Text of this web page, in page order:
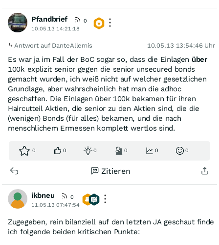
Pfandbrief
0
10.05.13 14:21:18
Antwort auf DanteAllemis 10.05.13 13:54:46 Uhr
Es war ja im Fall der BoC sogar so, dass die Einlagen über
100k explizit senior gegen die senior unsecured bonds
gemacht wurden, ich weiß nicht auf welcher gesetzlichen
Grundlage, aber wahrscheinlich hat man die adhoc
geschaffen. Die Einlagen über 100k bekamen für ihren
Haircutteil Aktien, die senior zu den Aktien sind, die die
(wenigen) Bonds (für alles) bekamen, und die nach
menschlichem Ermessen komplett wertlos sind.
0 0 0 0 0 0
Zitieren
ikbneu
0
11.05.13 07:47:54
Zugegeben, rein bilanziell auf den letzten JA geschaut finde
ich folgende beiden kritischen Punkte: